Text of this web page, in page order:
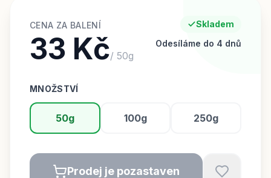
CENA ZA BALENÍ
33 Kč/ 50g
Skladem
Odesíláme do 4 dnů
MNOŽSTVÍ
50g 100g 250g
Prodej je pozastaven